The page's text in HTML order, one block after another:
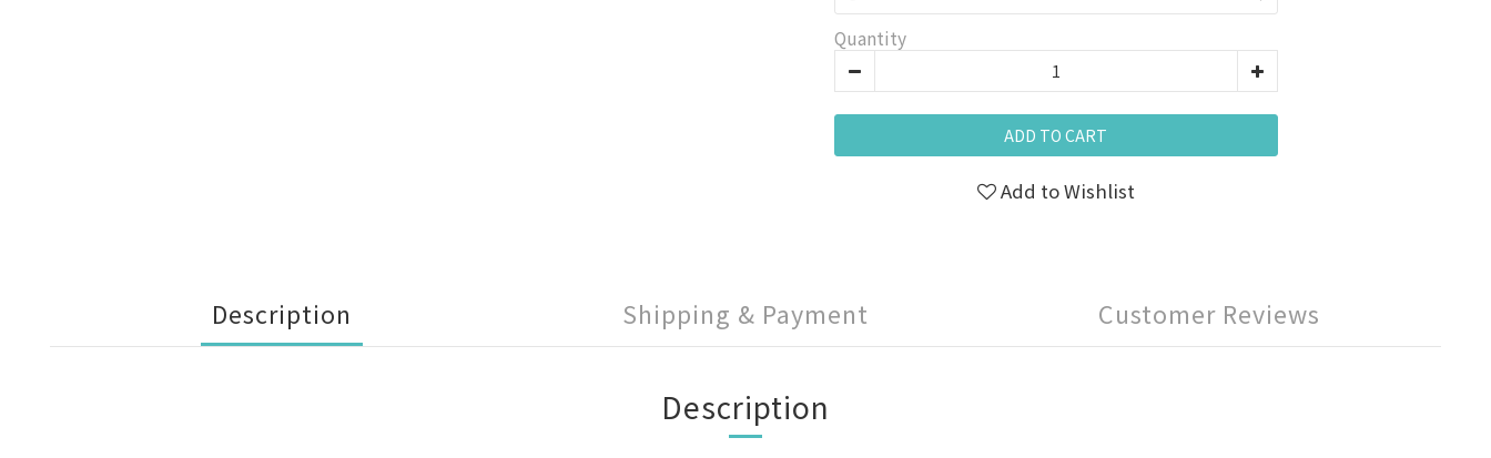
Quantity
ADD TO CART
Add to Wishlist
Description Shipping & Payment Customer Reviews
Description